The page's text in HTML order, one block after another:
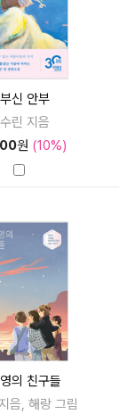
신 안부
린 지음
원 (10%)
의 친구들
음, 해랑 그림